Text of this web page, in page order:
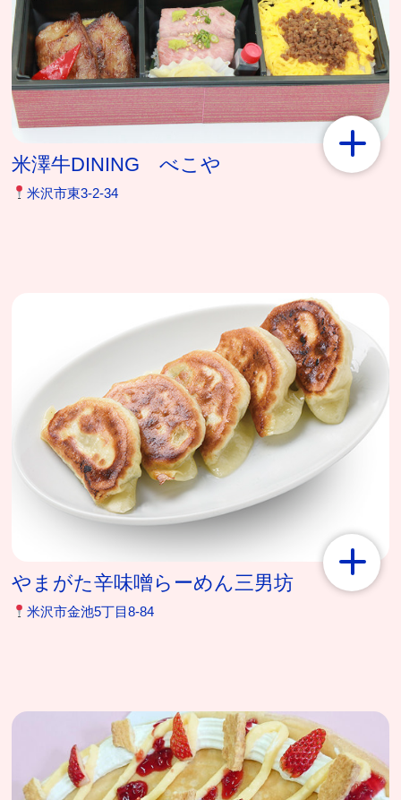
米澤牛DINING べこや
米沢市東3-2-34
やまがた辛味噌らーめん三男坊
米沢市金池5丁目8-84